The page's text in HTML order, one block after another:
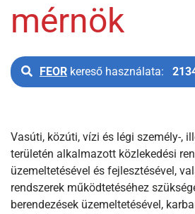
mérnök
FEOR kereső használata:
Vasúti, közúti, vízi és légi személy-,
területén alkalmazott közlekedési
üzemeltetésével és fejlesztésével,
rendszerek működtetéséhez
berendezések üzemeltetésével,